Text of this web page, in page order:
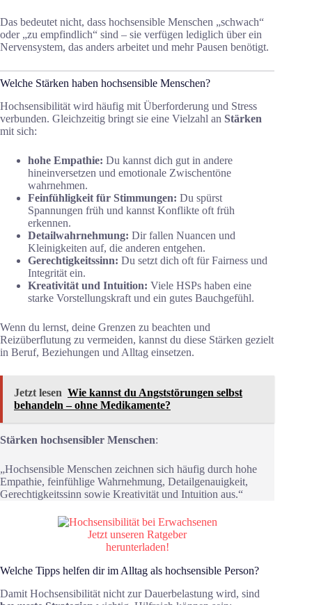
Das bedeutet nicht, dass hochsensible Menschen „schwach“
oder „zu empfindlich“ sind – sie verfügen lediglich über ein
Nervensystem, das anders arbeitet und mehr Pausen benötigt.
Welche Stärken haben hochsensible Menschen?
Hochsensibilität wird häufig mit Überforderung und Stress
verbunden. Gleichzeitig bringt sie eine Vielzahl an Stärken
mit sich:
hohe Empathie: Du kannst dich gut in andere
hineinversetzen und emotionale Zwischentöne
wahrnehmen.
Feinfühligkeit für Stimmungen: Du spürst
Spannungen früh und kannst Konflikte oft früh
erkennen.
Detailwahrnehmung: Dir fallen Nuancen und
Kleinigkeiten auf, die anderen entgehen.
Gerechtigkeitssinn: Du setzt dich oft für Fairness und
Integrität ein.
Kreativität und Intuition: Viele HSPs haben eine
starke Vorstellungskraft und ein gutes Bauchgefühl.
Wenn du lernst, deine Grenzen zu beachten und
Reizüberflutung zu vermeiden, kannst du diese Stärken gezielt
in Beruf, Beziehungen und Alltag einsetzen.
Jetzt lesen Wie kannst du Angststörungen selbst
behandeln – ohne Medikamente?
Stärken hochsensibler Menschen:
„Hochsensible Menschen zeichnen sich häufig durch hohe
Empathie, feinfühlige Wahrnehmung, Detailgenauigkeit,
Gerechtigkeitssinn sowie Kreativität und Intuition aus.“
Jetzt unseren Ratgeber
herunterladen!
Welche Tipps helfen dir im Alltag als hochsensible Person?
Damit Hochsensibilität nicht zur Dauerbelastung wird, sind